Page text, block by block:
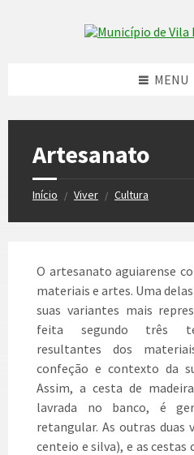
Skip to content
MENU
Artesanato
Início / Viver / Cultura
O artesanato aguiarense
materiais e artes. Uma
suas variantes mais
feita segundo três
resultantes dos
confeção e contexto da
Assim, a cesta de
lavrada no banco, é
retangular. As outras duas
centeio e silva), e as cestas